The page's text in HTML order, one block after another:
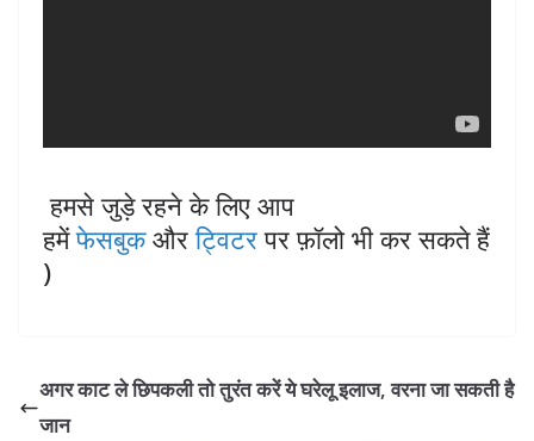
हमसे जुड़े रहने के लिए आप
हमेंफेसबुकऔरट्विटरपर फ़ॉलो भी कर सकते हैं
)
अगर काट ले छिपकली तो तुरंत करें ये घरेलू इलाज, वरना जा सकती है
जान